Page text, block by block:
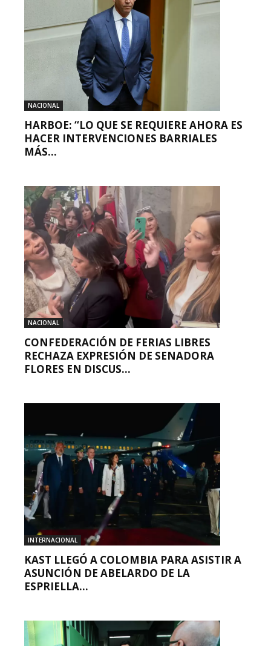
NACIONAL
HARBOE: “LO QUE SE REQUIERE AHORA ES
HACER INTERVENCIONES BARRIALES
MÁS...
NACIONAL
CONFEDERACIÓN DE FERIAS LIBRES
RECHAZA EXPRESIÓN DE SENADORA
FLORES EN DISCUS...
INTERNACIONAL
KAST LLEGÓ A COLOMBIA PARA ASISTIR A
ASUNCIÓN DE ABELARDO DE LA
ESPRIELLA...